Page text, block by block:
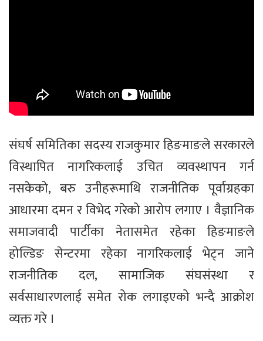
संघर्ष समितिका सदस्य राजकुमार हिङमाङले सरकारले
विस्थापित नागरिकलाई उचित व्यवस्थापन गर्न
नसकेको, बरु उनीहरूमाथि राजनीतिक पूर्वाग्रहका
आधारमा दमन र विभेद गरेको आरोप लगाए । वैज्ञानिक
समाजवादी पार्टीका नेतासमेत रहेका हिङमाङले
होल्डिङ सेन्टरमा रहेका नागरिकलाई भेट्न जाने
राजनीतिक दल, सामाजिक संघसंस्था र
सर्वसाधारणलाई समेत रोक लगाइएको भन्दै आक्रोश
व्यक्त गरे ।